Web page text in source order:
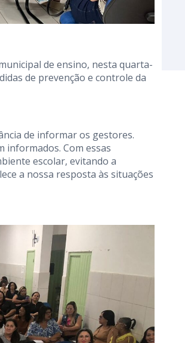
de ensino, nesta quarta-
de prevenção e controle da
de informar os gestores.
informados. Com essas
escolar, evitando a
a nossa resposta às situações